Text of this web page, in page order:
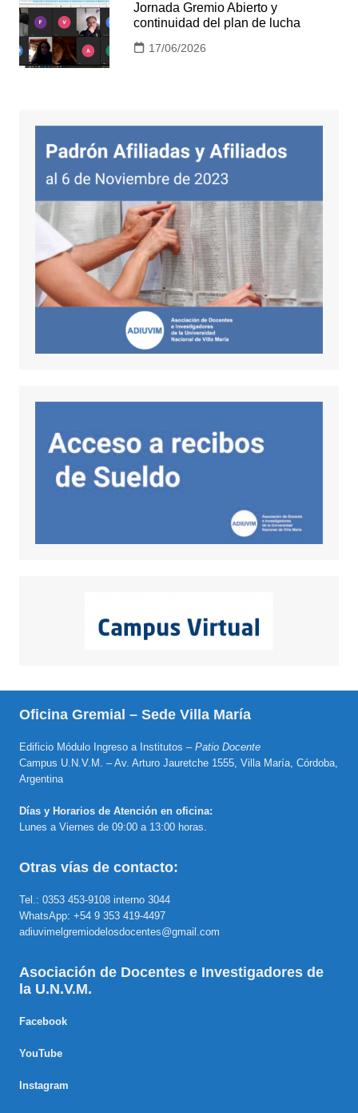
Jornada Gremio Abierto y
continuidad del plan de lucha
17/06/2026
Oficina Gremial – Sede Villa María
Edificio Módulo Ingreso a Institutos – Patio Docente
Campus U.N.V.M. – Av. Arturo Jauretche 1555, Villa María, Córdoba,
Argentina
Días y Horarios de Atención en oficina:
Lunes a Viernes de 09:00 a 13:00 horas.
Otras vías de contacto:
Tel.: 0353 453-9108 interno 3044
WhatsApp: +54 9 353 419-4497
adiuvimelgremiodelosdocentes@gmail.com
Asociación de Docentes e Investigadores de
la U.N.V.M.
Facebook
YouTube
Instagram